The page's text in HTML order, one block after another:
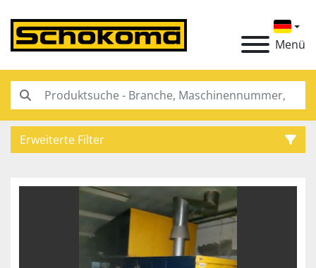
Menü
Erweiterte Filter